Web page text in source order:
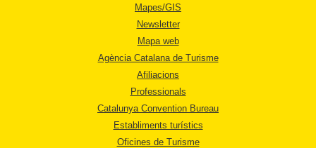
Mapes/GIS
Newsletter
Mapa web
Agència Catalana de Turisme
Afiliacions
Professionals
Catalunya Convention Bureau
Establiments turístics
Oficines de Turisme